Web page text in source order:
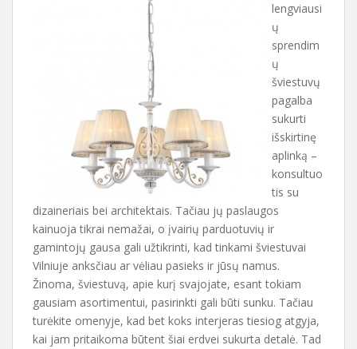
lengviausi
ų
sprendim
ų
šviestuvų
pagalba
sukurti
išskirtinę
aplinką –
konsultuo
tis su
dizaineriais bei architektais. Tačiau jų paslaugos
kainuoja tikrai nemažai, o įvairių parduotuvių ir
gamintojų gausa gali užtikrinti, kad tinkami šviestuvai
Vilniuje anksčiau ar vėliau pasieks ir jūsų namus.
Žinoma, šviestuvą, apie kurį svajojate, esant tokiam
gausiam asortimentui, pasirinkti gali būti sunku. Tačiau
turėkite omenyje, kad bet koks interjeras tiesiog atgyja,
kai jam pritaikoma būtent šiai erdvei sukurta detalė. Tad